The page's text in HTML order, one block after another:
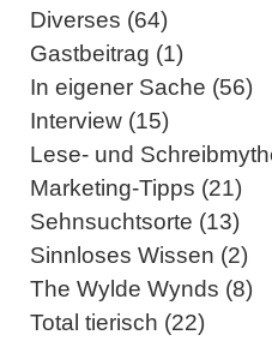
Diverses (64)
Gastbeitrag (1)
In eigener Sache (56)
Interview (15)
Lese- und
Marketing-Tipps (21)
Sehnsuchtsorte (13)
Sinnloses Wissen (2)
The Wylde Wynds (8)
Total tierisch (22)